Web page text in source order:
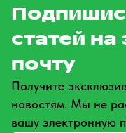
статей
почту
Получите
новостям. Мы не
вашу электронную